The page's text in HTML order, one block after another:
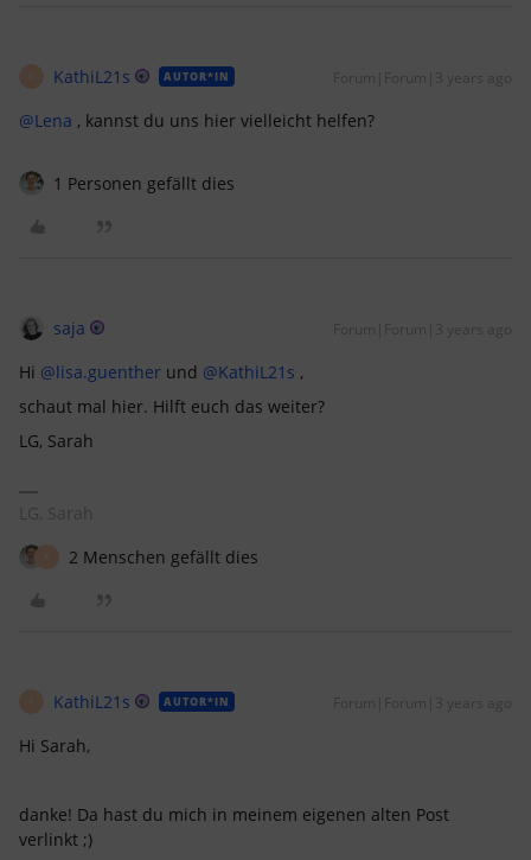
KathiL21s AUTOR*IN Forum|Forum|3 years ago
@Lena , kannst du uns hier vielleicht helfen?
1 Personen gefällt dies
saja Forum|Forum|3 years ago
Hi @lisa.guenther und @KathiL21s ,
schaut mal hier. Hilft euch das weiter?
LG, Sarah
LG, Sarah
2 Menschen gefällt dies
KathiL21s AUTOR*IN Forum|Forum|3 years ago
Hi Sarah,
danke! Da hast du mich in meinem eigenen alten Post
verlinkt ;)